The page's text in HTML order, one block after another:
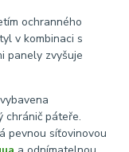
ochranného
v kombinaci s
panely zvyšuje
chránič páteře.
pevnou síťovinovou